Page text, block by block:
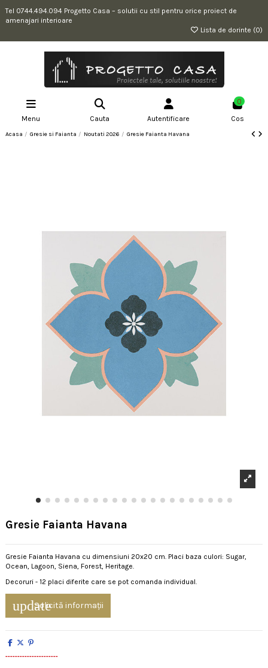
Tel 0744.494.094 Progetto Casa – solutii cu stil pentru orice proiect de
amenajari interioare
Lista de dorinte (0)
Menu Cauta Autentificare
0
Cos
Acasa Gresie si Faianta Noutati 2026 Gresie Faianta Havana
Gresie Faianta Havana
Gresie Faianta Havana cu dimensiuni 20x20 cm. Placi baza culori: Sugar,
Ocean, Lagoon, Siena, Forest, Heritage.
Decoruri - 12 placi diferite care se pot comanda individual.
updateSolicită informații
----------------------